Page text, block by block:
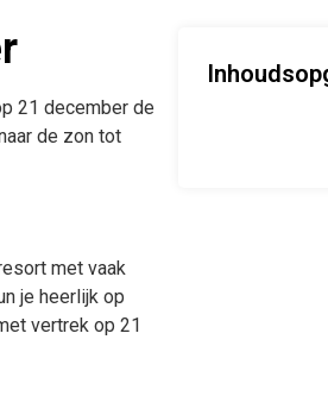
21 december de
de zon tot
met vaak
je heerlijk op
vertrek op 21